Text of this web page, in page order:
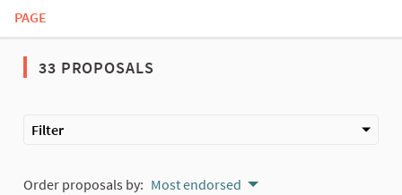
PAGE
33 PROPOSALS
Filter
Order proposals by: Most endorsed